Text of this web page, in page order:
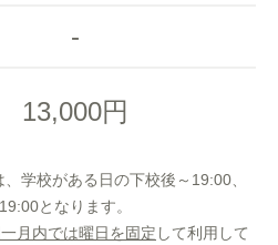
-
13,000円
学校がある日の下校後～19:00、
となります。
一月内では曜日を固定 して利用して